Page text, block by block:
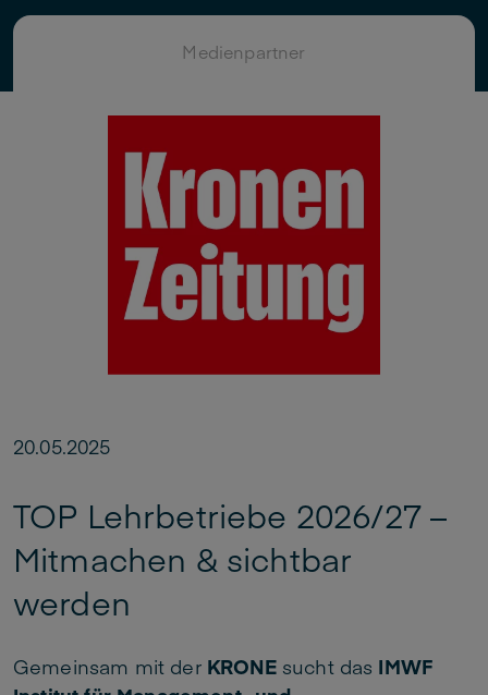
Medienpartner
20.05.2025
TOP Lehrbetriebe 2026/27 –
Mitmachen & sichtbar
werden
Gemeinsam mit der KRONEsucht das IMWF